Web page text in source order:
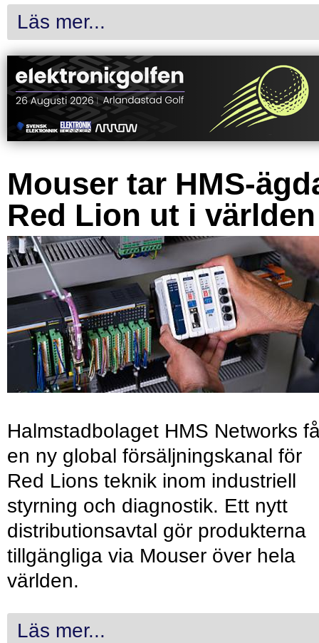
Läs mer...
Mouser tar HMS-
Red Lion ut i världen
Halmstadbolaget HMS Networks
en ny global försäljningskanal för
Red Lions teknik inom industriell
styrning och diagnostik. Ett nytt
distributionsavtal gör produkterna
tillgängliga via Mouser över hela
världen.
Läs mer...